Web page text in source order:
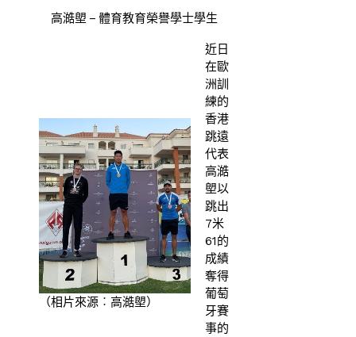
高澔塱 – 體育教育榮譽學士學生
（相片來源︰高澔塱）
近日
在歐
洲訓
練的
香港
跳遠
代表
高澔
塱以
跳出
7米
61的
成績
奪得
葡萄
牙賽
事的